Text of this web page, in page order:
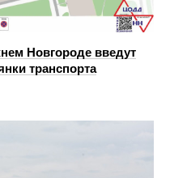
Новгороде введут
транспорта